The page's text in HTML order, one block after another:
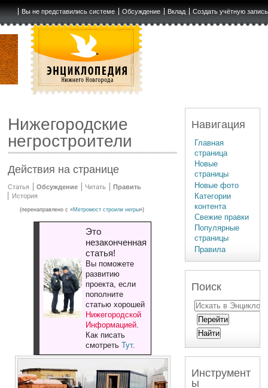
Вы не представились системе Обсуждение Вклад Создать учётную запись
Нижегородские
негростроители
Действия на странице
Статья Обсуждение Читать
Править
История
(перенаправлено с «Метромост строили негры»)
Это
незаконченная
статья!
Вы поможете
развитию
проекта, если
пополните
статью хорошей
Нижегородской
Информацией.
Как писать
смотреть Тут.
Навигация
Главная
страница
Новые
страницы
Новые фото
Категории
контента
Свежие правки
Популярные
страницы
Правила
Поиск
Инструмент
ы